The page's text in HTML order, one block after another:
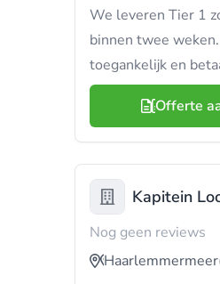
We leveren Tier 1
binnen twee
toegankelijk en
Offerte
Kapitein
Nog geen reviews
Haarlemmermeer